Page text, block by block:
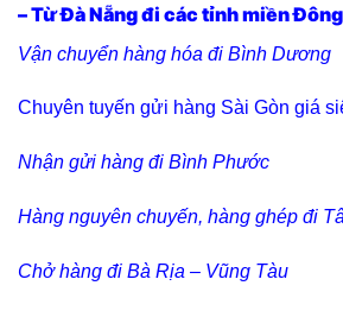
– Từ Đà Nẵng đi các tỉnh miền Đông
Vận chuyển hàng hóa đi Bình Dương
Chuyên tuyến gửi hàng Sài Gòn giá
Nhận gửi hàng đi Bình Phước
Hàng nguyên chuyến, hàng ghép đi
Chở hàng đi Bà Rịa – Vũng Tàu